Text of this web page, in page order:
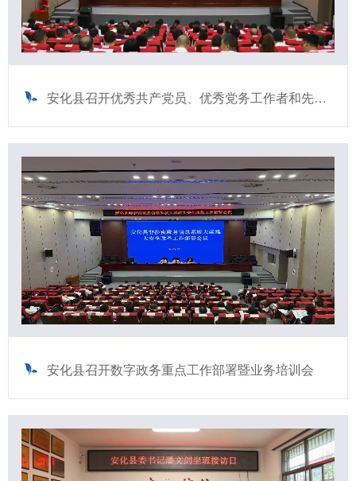
安化县召开优秀共产党员、优秀党务工作者和先进基层党组织表彰大会
安化县召开数字政务重点工作部署暨业务培训会